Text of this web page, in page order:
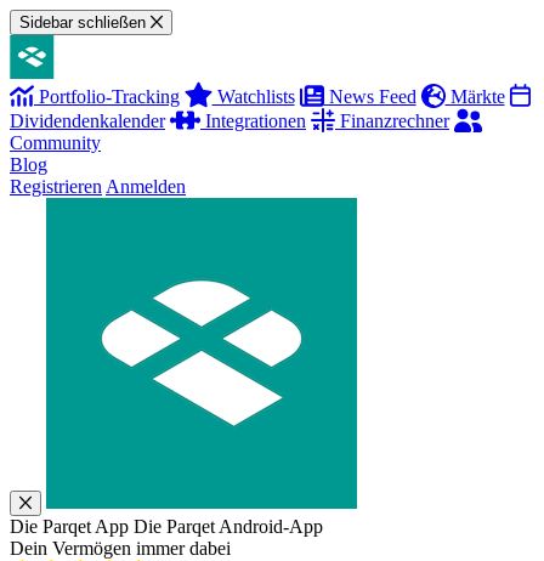
Sidebar schließen
Portfolio-Tracking Watchlists News Feed
Märkte
Dividendenkalender
Integrationen
Finanzrechner
Community
Blog
Registrieren Anmelden
Die Parqet App Die Parqet Android-App
Dein Vermögen immer dabei